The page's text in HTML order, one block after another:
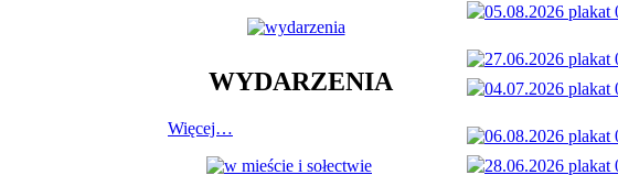
WYDARZENIA
Więcej…